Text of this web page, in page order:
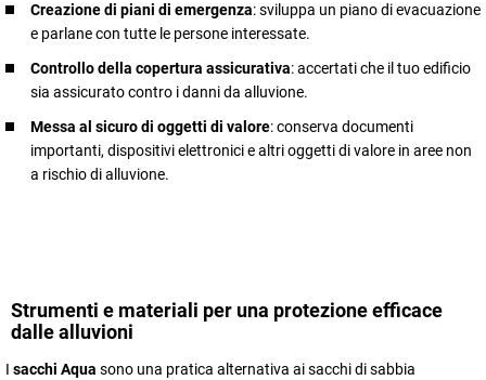
Creazione di piani di emergenza: sviluppa un piano di evacuazione
e parlane con tutte le persone interessate.
Controllo della copertura assicurativa: accertati che il tuo edificio
sia assicurato contro i danni da alluvione.
Messa al sicuro di oggetti di valore: conserva documenti
importanti, dispositivi elettronici e altri oggetti di valore in aree non
a rischio di alluvione.
Strumenti e materiali per una protezione efficace
dalle alluvioni
I sacchi Aqua sono una pratica alternativa ai sacchi di sabbia